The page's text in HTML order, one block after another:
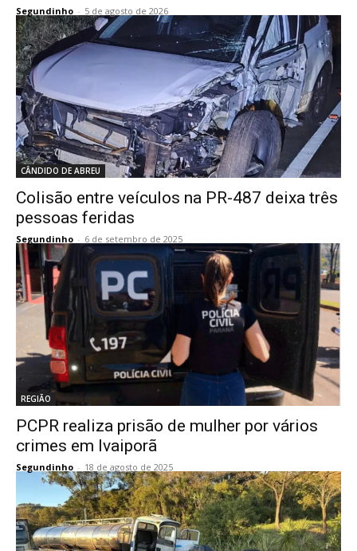
Segundinho - 5 de agosto de 2026
CÂNDIDO DE ABREU
Colisão entre veículos na PR-487 deixa três
pessoas feridas
Segundinho - 6 de setembro de 2025
REGIÃO
PCPR realiza prisão de mulher por vários
crimes em Ivaiporã
Segundinho - 18 de agosto de 2025